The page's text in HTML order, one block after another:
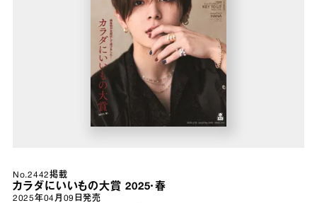
No.2442掲載
カラダにいいもの大賞 2025・春
2025年04月09日 発売